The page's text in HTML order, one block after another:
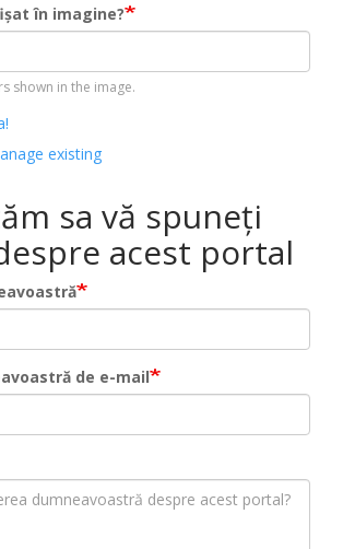
în imagine?
shown in the image.
existing
sa vă spuneți
acest portal
de e-mail